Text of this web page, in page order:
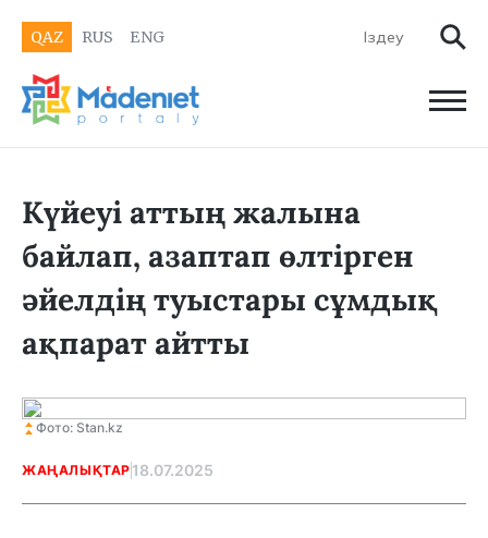
QAZ RUS ENG
Күйеуі аттың жалына
байлап, азаптап өлтірген
әйелдің туыстары сұмдық
ақпарат айтты
Фото: Stan.kz
ЖАҢАЛЫҚТАР 18.07.2025